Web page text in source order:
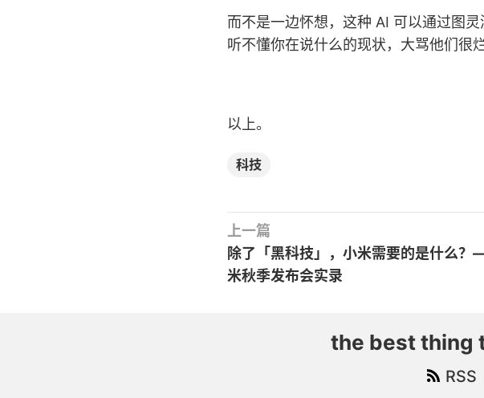
而不是一边怀想，这种 AI 可以通过图
听不懂你在说什么的现状，大骂他们很烂
以上。
科技
上一篇
除了「黑科技」，小米需要的是什么
米秋季发布会实录
the best thing
RSS